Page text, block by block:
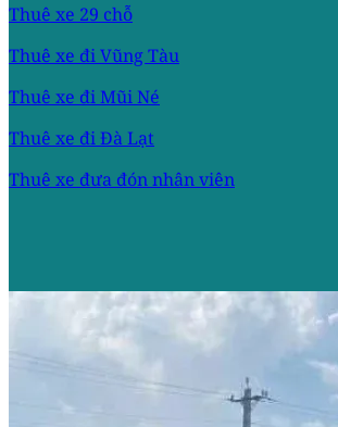
Thuê xe 29 chỗ
Thuê xe đi Vũng Tàu
Thuê xe đi Mũi Né
Thuê xe đi Đà Lạt
Thuê xe đưa đón nhân viên